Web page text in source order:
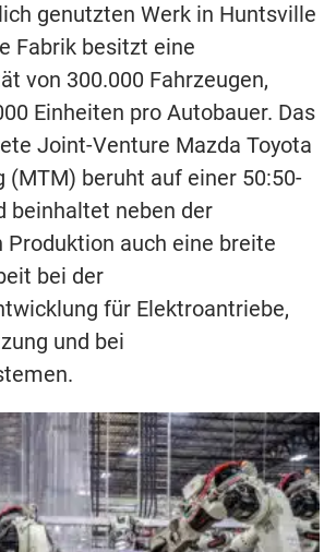
genutzten Werk in Huntsville
Fabrik besitzt eine
von 300.000 Fahrzeugen,
Einheiten pro Autobauer. Das
Joint-Venture Mazda Toyota
(MTM) beruht auf einer 50:50-
beinhaltet neben der
Produktion auch eine breite
bei der
für Elektroantriebe,
und bei